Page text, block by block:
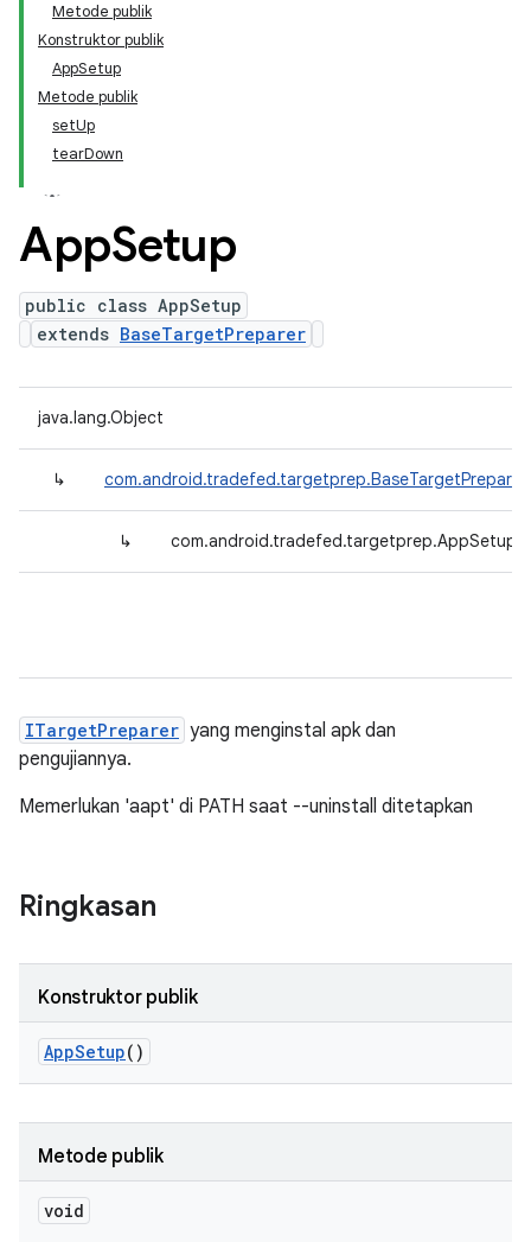
Metode publik
Konstruktor publik
AppSetup
Metode publik
setUp
tearDown
AppSetup
public class AppSetup
extends BaseTargetPreparer
java.lang.Object
↳ com.android.tradefed.targetprep.BaseTargetPreparer
↳ com.android.tradefed.targetprep.AppSetup
ITargetPreparer yang menginstal apk dan
pengujiannya.
Memerlukan 'aapt' di PATH saat --uninstall ditetapkan
Ringkasan
Konstruktor publik
AppSetup()
Metode publik
void